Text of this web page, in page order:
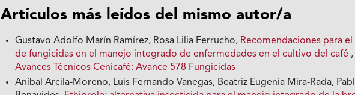
Artículos más leídos del mismo autor/a
Gustavo Adolfo Marín Ramírez, Rosa Lilia Ferrucho, Recomendaciones para el
de fungicidas en el manejo integrado de enfermedades en el cultivo del café ,
Avances Técnicos Cenicafé: Avance 578 Fungicidas
Aníbal Arcila-Moreno, Luis Fernando Vanegas, Beatriz Eugenia Mira-Rada,